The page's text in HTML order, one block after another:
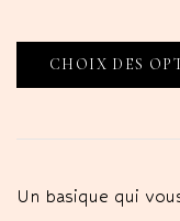
CHOIX DES
Un basique qui